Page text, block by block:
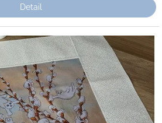
Detail